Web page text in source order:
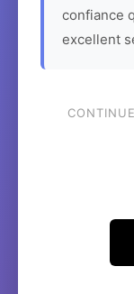
confiance
excellent